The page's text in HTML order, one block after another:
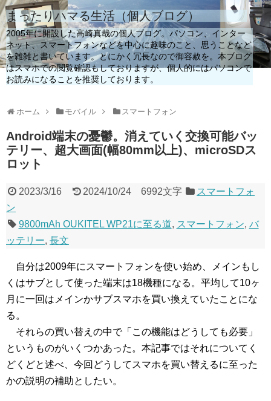
まったりハマる生活（個人ブログ）
2005年に開設した高崎真哉の個人ブログ。パソコン、インター
ネット、スマートフォンなどを中心に趣味のこと、思うことなど
を雑雑と書いています。とにかく冗長なので御容赦を。本ブログ
はスマホでの閲覧確認もしておりますが、個人的にはパソコンで
お読みになることを推奨しております。
ホーム モバイル スマートフォン
Android端末の憂鬱。消えていく交換可能バッ
テリー、超大画面(幅80mm以上)、microSDス
ロット
2023/3/16 2024/10/24 6992文字
スマートフォ
ン
9800mAh OUKITEL WP21に至る道, スマートフォン, バ
ッテリー, 長文
自分は2009年にスマートフォンを使い始め、メインもし
くはサブとして使った端末は18機種になる。平均して10ヶ
月に一回はメインかサブスマホを買い換えていたことにな
る。
それらの買い替えの中で「この機能はどうしても必要」
というものがいくつかあった。本記事ではそれについてく
どくどと述べ、今回どうしてスマホを買い替えるに至った
かの説明の補助としたい。